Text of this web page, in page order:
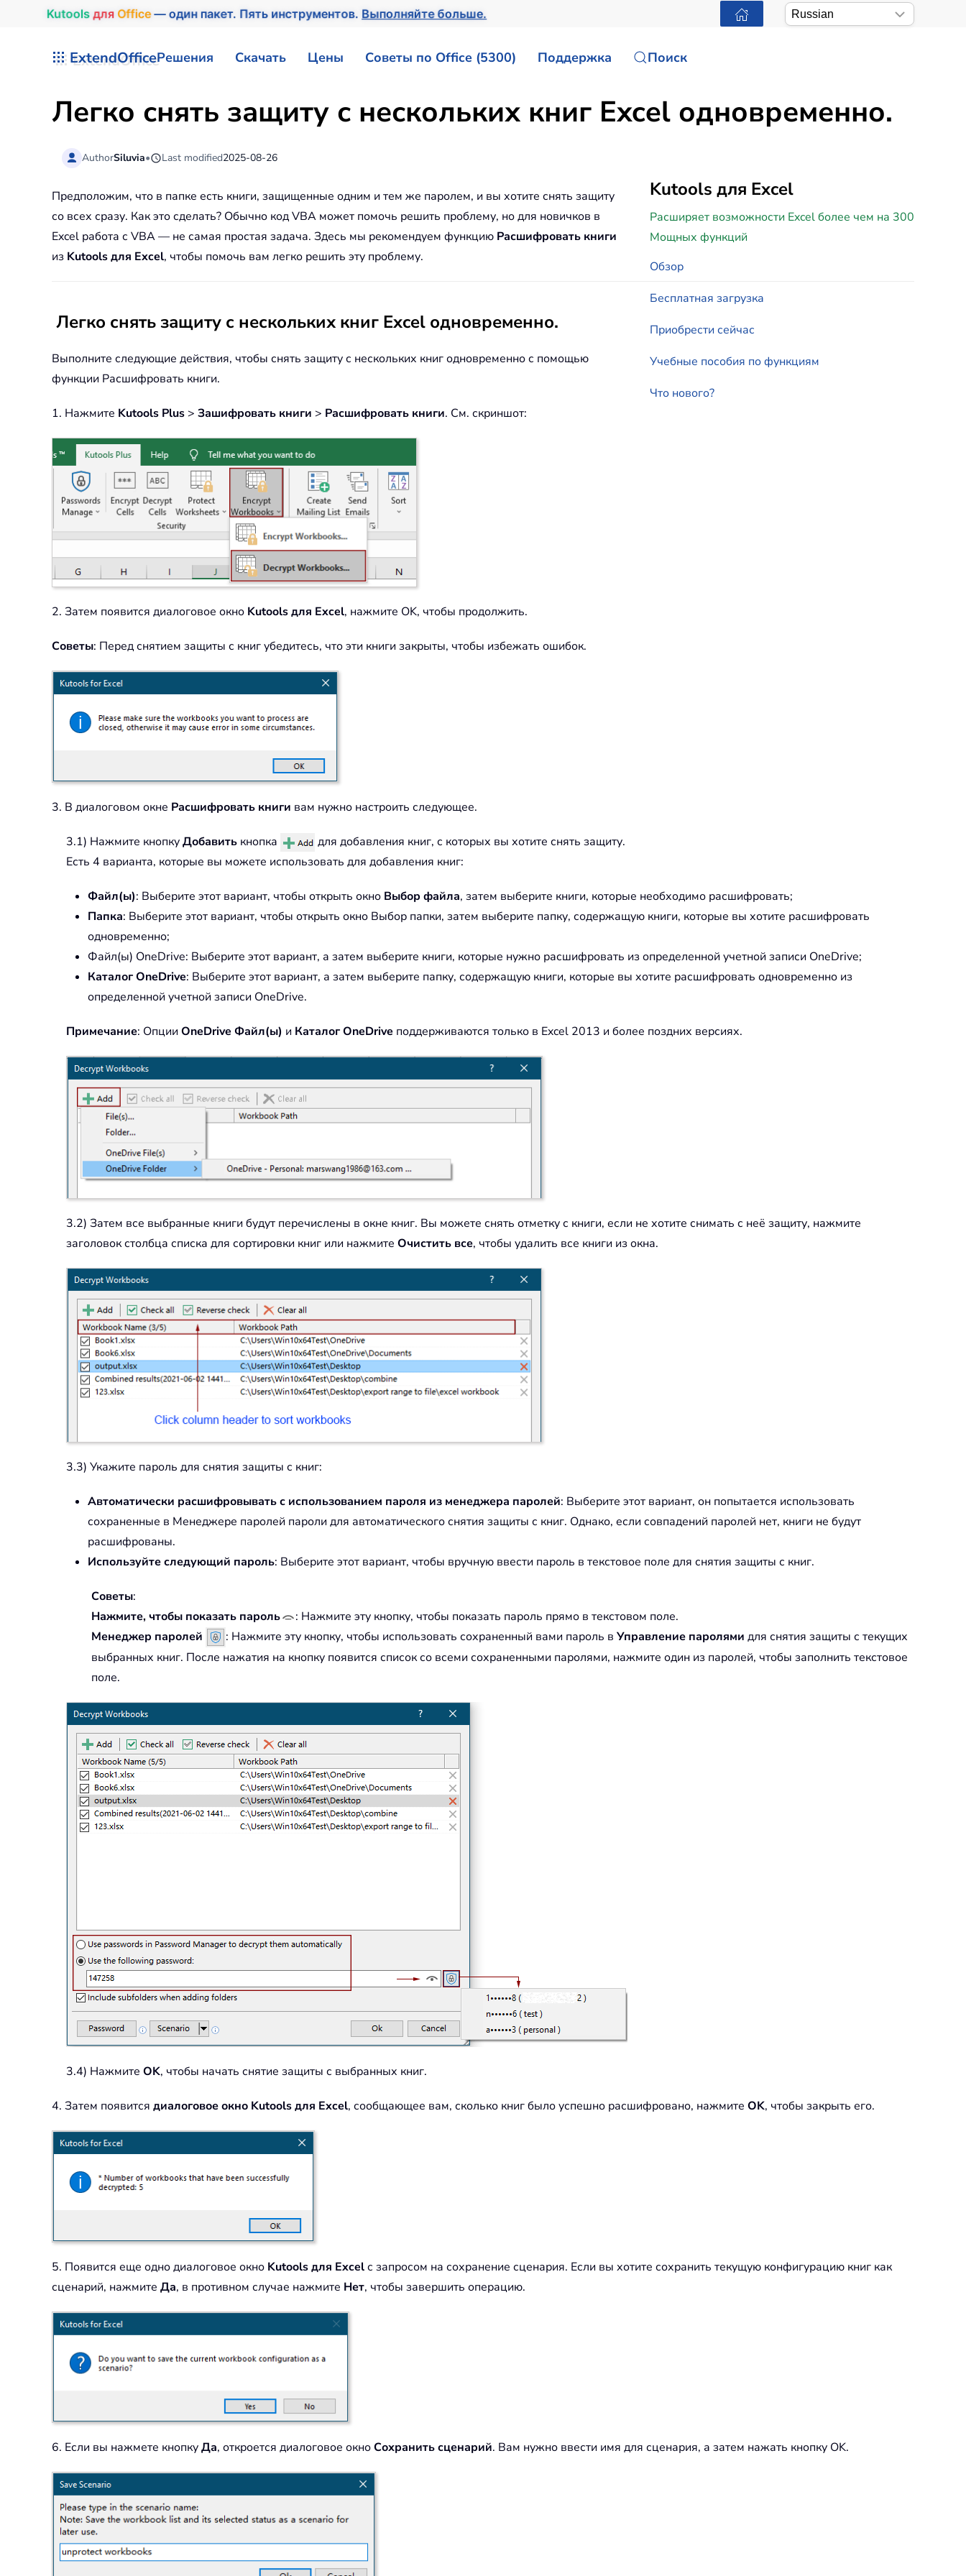
Kutools для Office— один пакет. Пять инструментов. Выполняйте больше.
ExtendOfficeРешения Скачать Цены Советы по Office (5300) Поддержка Поиск
Легко снять защиту с нескольких книг Excel одновременно.
AuthorSiluvia• Last modified2025-08-26
Kutools для Excel
Расширяет возможности Excel более чем на 300
Мощных функций
Обзор
Бесплатная загрузка
Приобрести сейчас
Учебные пособия по функциям
Что нового?
Предположим, что в папке есть книги, защищенные одним и тем же паролем, и вы хотите снять защиту
со всех сразу. Как это сделать? Обычно код VBA может помочь решить проблему, но для новичков в
Excel работа с VBA — не самая простая задача. Здесь мы рекомендуем функцию Расшифровать книги
из Kutools для Excel, чтобы помочь вам легко решить эту проблему.
Легко снять защиту с нескольких книг Excel одновременно.
Выполните следующие действия, чтобы снять защиту с нескольких книг одновременно с помощью
функции Расшифровать книги.
1. Нажмите Kutools Plus > Зашифровать книги > Расшифровать книги. См. скриншот:
2. Затем появится диалоговое окно Kutools для Excel, нажмите OK, чтобы продолжить.
Советы: Перед снятием защиты с книг убедитесь, что эти книги закрыты, чтобы избежать ошибок.
3. В диалоговом окне Расшифровать книги вам нужно настроить следующее.
3.1) Нажмите кнопкуДобавить кнопка
для добавления книг, с которых вы хотите снять защиту.
Есть 4 варианта, которые вы можете использовать для добавления книг:
Файл(ы): Выберите этот вариант, чтобы открыть окно Выбор файла, затем выберите книги, которые необходимо расшифровать;
Папка: Выберите этот вариант, чтобы открыть окно Выбор папки, затем выберите папку, содержащую книги, которые вы хотите расшифровать
одновременно;
Файл(ы) OneDrive: Выберите этот вариант, а затем выберите книги, которые нужно расшифровать из определенной учетной записи OneDrive;
Каталог OneDrive: Выберите этот вариант, а затем выберите папку, содержащую книги, которые вы хотите расшифровать одновременно из
определенной учетной записи OneDrive.
Примечание: Опции OneDrive Файл(ы) и Каталог OneDrive поддерживаются только в Excel 2013 и более поздних версиях.
3.2) Затем все выбранные книги будут перечислены в окне книг. Вы можете снять отметку с книги, если не хотите снимать с неё защиту, нажмите
заголовок столбца списка для сортировки книг или нажмите Очистить все, чтобы удалить все книги из окна.
3.3) Укажите пароль для снятия защиты с книг:
Автоматически расшифровывать с использованием пароля из менеджера паролей: Выберите этот вариант, он попытается использовать
сохраненные в Менеджере паролей пароли для автоматического снятия защиты с книг. Однако, если совпадений паролей нет, книги не будут
расшифрованы.
Используйте следующий пароль: Выберите этот вариант, чтобы вручную ввести пароль в текстовое поле для снятия защиты с книг.
Советы:
Нажмите, чтобы показать пароль
: Нажмите эту кнопку, чтобы показать пароль прямо в текстовом поле.
Менеджер паролей
: Нажмите эту кнопку, чтобы использовать сохраненный вами пароль в Управление паролями для снятия защиты с текущих
выбранных книг. После нажатия на кнопку появится список со всеми сохраненными паролями, нажмите один из паролей, чтобы заполнить текстовое
поле.
3.4) Нажмите OK, чтобы начать снятие защиты с выбранных книг.
4. Затем появится диалоговое окно Kutools для Excel, сообщающее вам, сколько книг было успешно расшифровано, нажмите OK, чтобы закрыть его.
5. Появится еще одно диалоговое окно Kutools для Excelс запросом на сохранение сценария. Если вы хотите сохранить текущую конфигурацию книг как
сценарий, нажмите Да, в противном случае нажмите Нет, чтобы завершить операцию.
6. Если вы нажмете кнопкуДа, откроется диалоговое окноСохранить сценарий. Вам нужно ввести имя для сценария, а затем нажать кнопку OK.